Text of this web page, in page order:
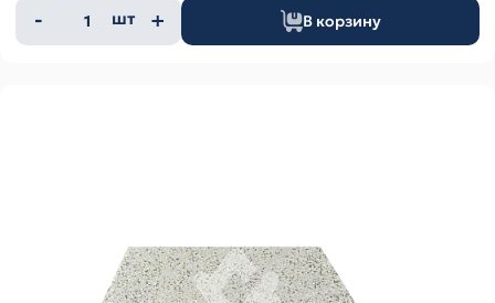
Количество
товара
шт В корзину